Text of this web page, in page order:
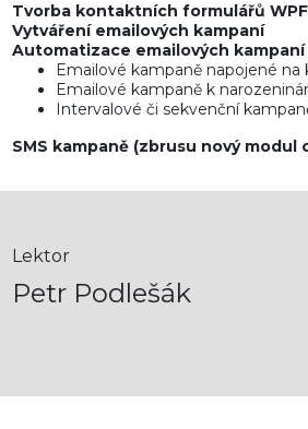
Tvorba kontaktních formulářů
Vytváření emailových kampaní
Automatizace emailových kampaní
Emailové kampaně napojené
Emailové kampaně k
Intervalové či sekvenční
SMS kampaně (zbrusu nový modul
Lektor
Petr Podlešák